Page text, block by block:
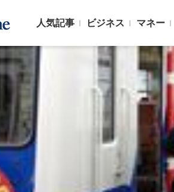
人気記事 ビジネス マネー